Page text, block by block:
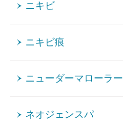
ニキビ
ニキビ痕
ニューダーマローラー
ネオジェンスパ